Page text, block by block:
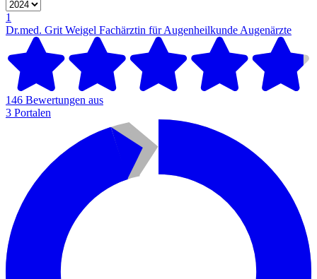
1
Dr.med. Grit Weigel Fachärztin für Augenheilkunde Augenärzte
146 Bewertungen aus
3 Portalen